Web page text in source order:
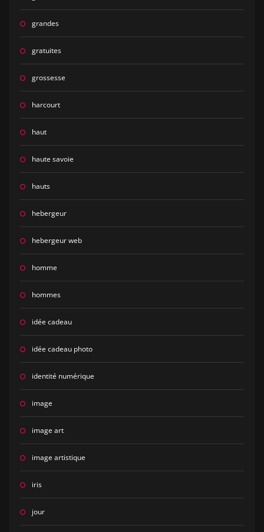
grandes
gratuites
grossesse
harcourt
haut
haute savoie
hauts
hebergeur
hebergeur web
homme
hommes
idée cadeau
idée cadeau photo
identité numérique
image
image art
image artistique
iris
jour